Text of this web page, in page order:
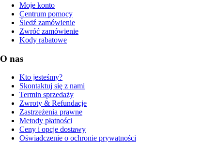
Moje konto
Centrum pomocy
Śledź zamówienie
Zwróć zamówienie
Kody rabatowe
O nas
Kto jesteśmy?
Skontaktuj się z nami
Termin sprzedaży
Zwroty & Refundacje
Zastrzeżenia prawne
Metody płatności
Ceny i opcje dostawy
Oświadczenie o ochronie prywatności